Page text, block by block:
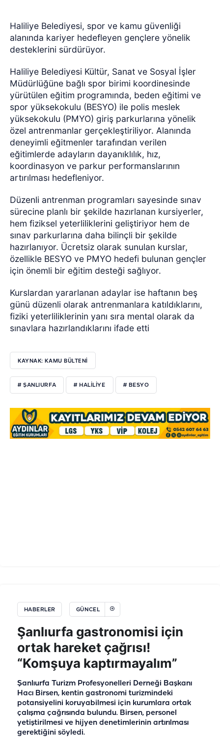
Haliliye Belediyesi, spor ve kamu güvenliği
alanında kariyer hedefleyen gençlere yönelik
desteklerini sürdürüyor.
Haliliye Belediyesi Kültür, Sanat ve Sosyal İşler
Müdürlüğüne bağlı spor birimi koordinesinde
yürütülen eğitim programında, beden eğitimi ve
spor yüksekokulu (BESYO) ile polis meslek
yüksekokulu (PMYO) giriş parkurlarına yönelik
özel antrenmanlar gerçekleştiriliyor. Alanında
deneyimli eğitmenler tarafından verilen
eğitimlerde adayların dayanıklılık, hız,
koordinasyon ve parkur performanslarının
artırılması hedefleniyor.
Düzenli antrenman programları sayesinde sınav
sürecine planlı bir şekilde hazırlanan kursiyerler,
hem fiziksel yeterliliklerini geliştiriyor hem de
sınav parkurlarına daha bilinçli bir şekilde
hazırlanıyor. Ücretsiz olarak sunulan kurslar,
özellikle BESYO ve PMYO hedefi bulunan gençler
için önemli bir eğitim desteği sağlıyor.
Kurslardan yararlanan adaylar ise haftanın beş
günü düzenli olarak antrenmanlara katıldıklarını,
fiziki yeterliliklerinin yanı sıra mental olarak da
sınavlara hazırlandıklarını ifade etti
KAYNAK: KAMU BÜLTENİ
# ŞANLIURFA # HALİLİYE # BESYO
HABERLER GÜNCEL
Şanlıurfa gastronomisi için
ortak hareket çağrısı!
“Komşuya kaptırmayalım”
Şanlıurfa Turizm Profesyonelleri Derneği Başkanı
Hacı Birsen, kentin gastronomi turizmindeki
potansiyelini koruyabilmesi için kurumlara ortak
çalışma çağrısında bulundu. Birsen, personel
yetiştirilmesi ve hijyen denetimlerinin artırılması
gerektiğini söyledi.